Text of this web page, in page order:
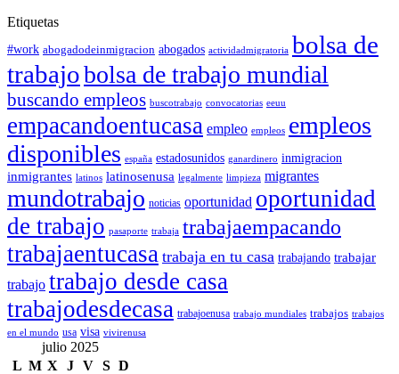
Etiquetas
#work abogadodeinmigracion abogados actividadmigratoria bolsa de
trabajobolsa de trabajo mundial
buscando empleos buscotrabajo convocatorias eeuu
empacandoentucasa empleo empleos empleos
disponibles españa estadosunidos ganardinero inmigracion
inmigrantes latinos latinosenusa legalmente limpieza migrantes
mundotrabajo noticias oportunidad oportunidad
de trabajo pasaporte trabaja trabajaempacando
trabajaentucasa trabaja en tu casa trabajando trabajar
trabajo trabajo desde casa
trabajodesdecasa trabajoenusa trabajo mundiales trabajos trabajos
en el mundo usa visa vivirenusa
julio 2025
L M X J V S D